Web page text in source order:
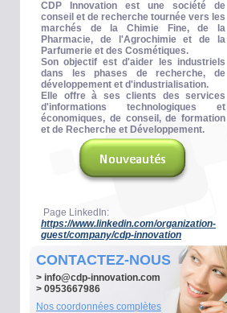
CDP Innovation est une société de
conseil et de recherche tournée vers les
marchés de la Chimie Fine, de la
Pharmacie, de l'Agrochimie et de la
Parfumerie et des Cosmétiques.
Son objectif est d'aider les industriels
dans les phases de recherche, de
développement et d'industrialisation.
Elle offre à ses clients des services
d'informations technologiques et
économiques, de conseil, de formation
et de Recherche et Développement.
Page LinkedIn:
https://www.linkedin.com/organization-
guest/company/cdp-innovation
CONTACTEZ-NOUS
> info@cdp-innovation.com
> 0953667986
Nos coordonnées complètes